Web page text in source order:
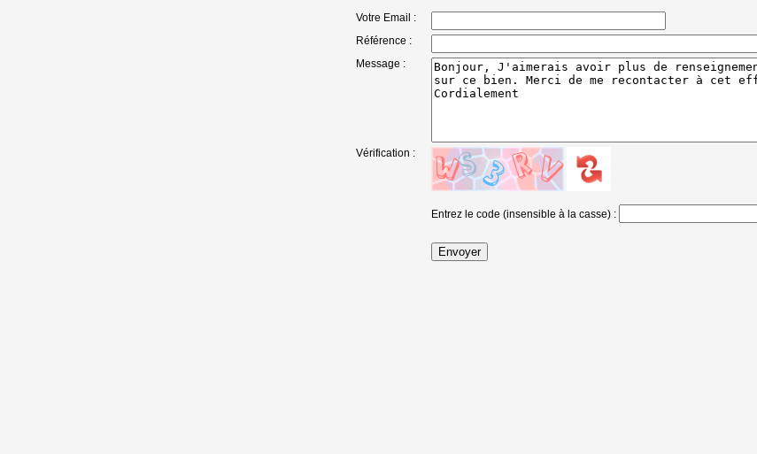
Votre Email :
Référence :
Message :
Vérification :
Entrez le code (insensible à la casse) :